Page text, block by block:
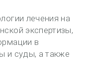
лечения на
экспертизы,
в
и суды, а также